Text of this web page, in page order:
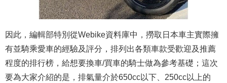
因此，編輯部特別從Webike資料庫中，撈取日本車主實際擁
有並騎乘愛車的經驗及評分，排列出各類車款受歡迎及推薦
程度的排行榜，給想要換車/買車的騎士做為參考基礎；這次
要為大家介紹的是，排氣量介於650cc以下、250cc以上的